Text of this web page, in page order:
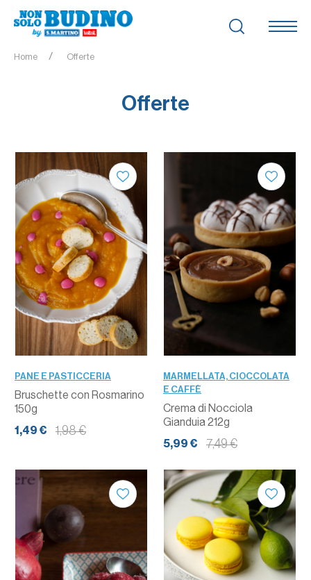
Home Offerte
Offerte
QUANTITÀ
PANE E PASTICCERIA
Bruschette con Rosmarino
150g
1,49 €
1,98 €
QUANTITÀ
MARMELLATA, CIOCCOLATA
E CAFFÈ
Crema di Nocciola
Gianduia 212g
5,99 €
7,49 €
QUANTITÀ QUANTITÀ